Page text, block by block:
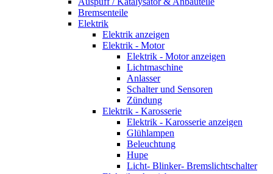
Bremsenteile
Elektrik
Elektrik anzeigen
Elektrik - Motor
Elektrik - Motor anzeigen
Lichtmaschine
Anlasser
Schalter und Sensoren
Zündung
Elektrik - Karosserie
Elektrik - Karosserie anzeigen
Glühlampen
Beleuchtung
Hupe
Licht- Blinker- Bremslichtschalter